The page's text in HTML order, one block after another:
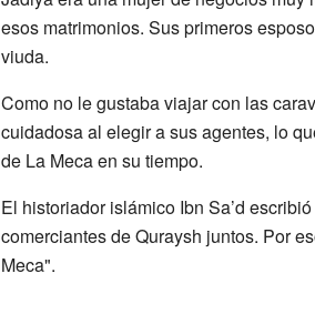
esos matrimonios. Sus primeros
viuda.
Como no le gustaba viajar con las
cuidadosa al elegir a sus agentes, lo
de La Meca en su tiempo.
El historiador islámico Ibn Sa’d
comerciantes de Quraysh juntos. Por
Meca".